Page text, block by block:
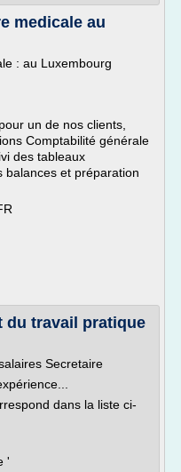
medicale au
: au Luxembourg
un de nos clients,
Comptabilité générale
des tableaux
balances et préparation
du travail pratique
Secretaire
dans la liste ci-
'